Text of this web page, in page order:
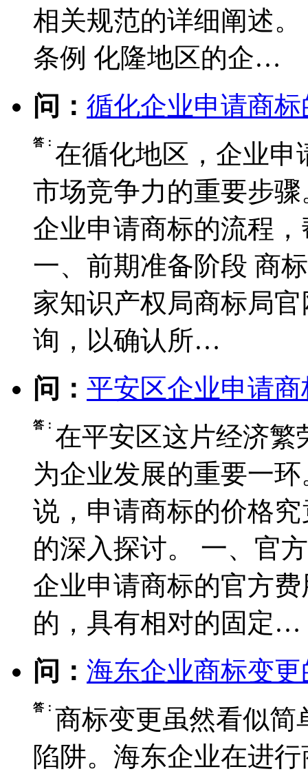
相关规范的详细阐述
条例 化隆地区的企…
问： 循化企业申请商
答： 在循化地区，企业申
市场竞争力的重要步
企业申请商标的流程
一、前期准备阶段 ‌商
家知识产权局商标局
询，以确认所…
问： 平安区企业申请
答： 在平安区这片经济繁
为企业发展的重要一
说，申请商标的价格
的深入探讨。 一、官
企业申请商标的官方
的，具有相对的固定…
问： 海东企业商标变
答： 商标变更虽然看似简
陷阱。海东企业在进